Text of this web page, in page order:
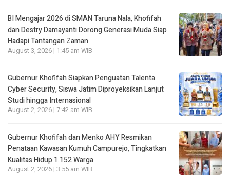
BI Mengajar 2026 di SMAN Taruna Nala, Khofifah
dan Destry Damayanti Dorong Generasi Muda Siap
Hadapi Tantangan Zaman
August 3, 2026 | 1:45 am WIB
Gubernur Khofifah Siapkan Penguatan Talenta
Cyber Security, Siswa Jatim Diproyeksikan Lanjut
Studi hingga Internasional
August 2, 2026 | 7:42 am WIB
Gubernur Khofifah dan Menko AHY Resmikan
Penataan Kawasan Kumuh Campurejo, Tingkatkan
Kualitas Hidup 1.152 Warga
August 2, 2026 | 3:55 am WIB